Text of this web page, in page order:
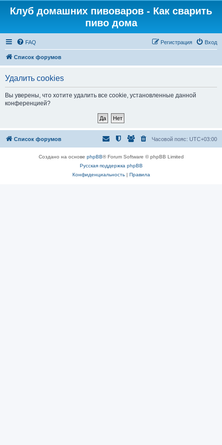
Клуб домашних пивоваров - Как cварить
пиво дома
FAQ Вход
Регистрация
Список форумов
Удалить cookies
Вы уверены, что хотите удалить все cookie, установленные данной
конференцией?
Список форумов Часовой пояс: UTC+03:00
Создано на основе phpBB® Forum Software © phpBB Limited
Русская поддержка phpBB
Конфиденциальность| Правила